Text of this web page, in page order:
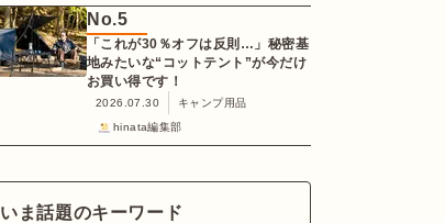
No.5
「これが30％オフは反則…」秘密基
地みたいな“コットテント”が今だけ
お買い得です！
2026.07.30
キャンプ用品
hinata編集部
いま話題のキーワード